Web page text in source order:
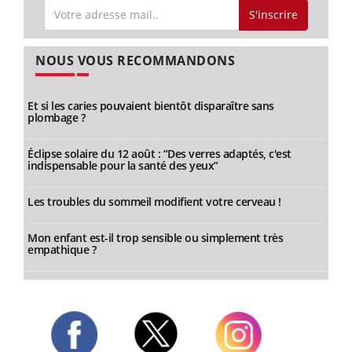
S'inscrire
NOUS VOUS RECOMMANDONS
Et si les caries pouvaient bientôt disparaître sans
plombage ?
Éclipse solaire du 12 août : “Des verres adaptés, c'est
indispensable pour la santé des yeux”
Les troubles du sommeil modifient votre cerveau !
Mon enfant est-il trop sensible ou simplement très
empathique ?